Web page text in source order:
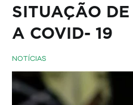
SITUAÇÃO
A COVID- 19
NOTÍCIAS